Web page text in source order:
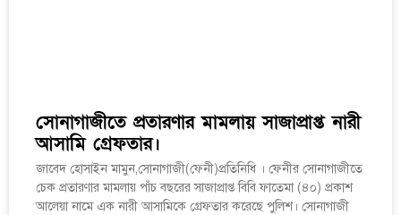
সোনাগাজীতে প্রতারণার মামলায় সাজাপ্রাপ্ত নারী
আসামি গ্রেফতার।
জাবেদ হোসাইন মামুন,সোনাগাজী(ফেনী)প্রতিনিধি । ফেনীর সোনাগাজীতে
চেক প্রতারণার মামলায় পাঁচ বছরের সাজাপ্রাপ্ত বিবি ফাতেমা (৪০) প্রকাশ
আলেয়া নামে এক নারী আসামিকে গ্রেফতার করেছে পুলিশ। সোনাগাজী